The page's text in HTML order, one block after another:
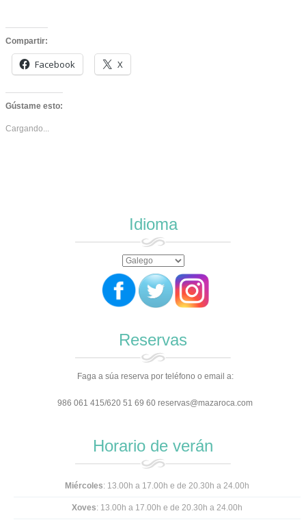
Compartir:
Facebook X
Gústame esto:
Cargando...
Idioma
Reservas
Faga a súa reserva por teléfono o email a:
986 061 415/620 51 69 60 reservas@mazaroca.com
Horario de verán
Miércoles: 13.00h a 17.00h e de 20.30h a 24.00h
Xoves: 13.00h a 17.00h e de 20.30h a 24.00h